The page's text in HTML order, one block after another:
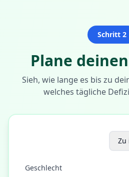
Schritt 2
Plane
Sieh, wie lange es bis zu
welches tägliche
Zu
Geschlecht